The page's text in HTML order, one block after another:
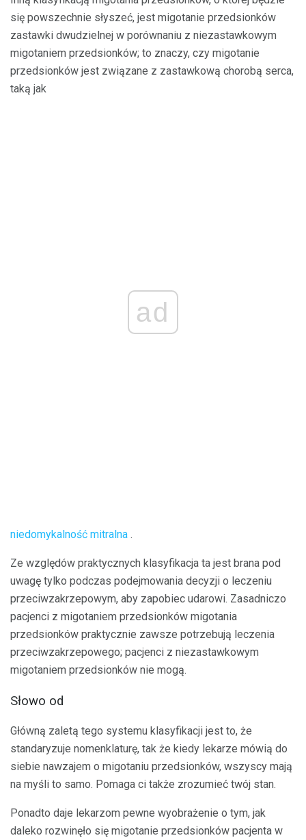
się powszechnie słyszeć, jest migotanie przedsionków
zastawki dwudzielnej w porównaniu z niezastawkowym
migotaniem przedsionków; to znaczy, czy migotanie
przedsionków jest związane z zastawkową chorobą serca,
taką jak
ad
niedomykalność mitralna .
Ze względów praktycznych klasyfikacja ta jest brana pod
uwagę tylko podczas podejmowania decyzji o leczeniu
przeciwzakrzepowym, aby zapobiec udarowi. Zasadniczo
pacjenci z migotaniem przedsionków migotania
przedsionków praktycznie zawsze potrzebują leczenia
przeciwzakrzepowego; pacjenci z niezastawkowym
migotaniem przedsionków nie mogą.
Słowo od
Główną zaletą tego systemu klasyfikacji jest to, że
standaryzuje nomenklaturę, tak że kiedy lekarze mówią do
siebie nawzajem o migotaniu przedsionków, wszyscy mają
na myśli to samo. Pomaga ci także zrozumieć twój stan.
Ponadto daje lekarzom pewne wyobrażenie o tym, jak
daleko rozwinęło się migotanie przedsionków pacjenta w